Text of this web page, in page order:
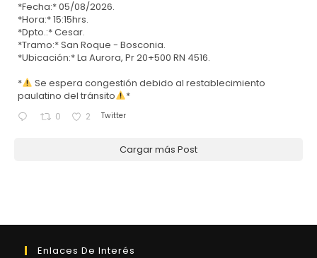
*Fecha:* 05/08/2026.
*Hora:* 15:15hrs.
*Dpto.:* Cesar.
*Tramo:* San Roque - Bosconia.
*Ubicación:* La Aurora, Pr 20+500 RN 4516.
*
Se espera congestión debido al restablecimiento
paulatino del tránsito
*
0 2 Twitter
Cargar más Post
Enlaces De Interés